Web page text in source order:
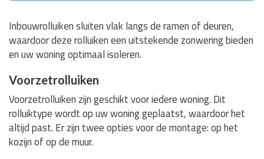
Inbouwrolluiken sluiten vlak langs de ramen of deuren,
waardoor deze rolluiken een uitstekende zonwering bieden
en uw woning optimaal isoleren.
Voorzetrolluiken
Voorzetrolluiken zijn geschikt voor iedere woning. Dit
rolluiktype wordt op uw woning geplaatst, waardoor het
altijd past. Er zijn twee opties voor de montage: op het
kozijn of op de muur.